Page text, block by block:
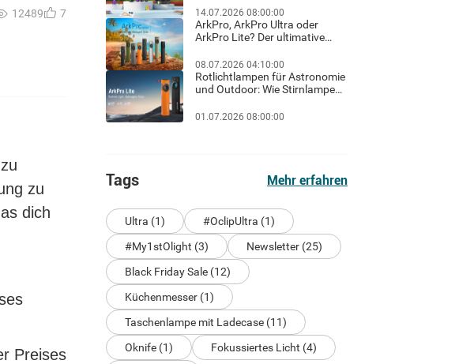
12489 7
zu
dich
Preises
exklusiver Gratis-Geschenk-
Guide!
14.07.2026 08:00:00
ArkPro, ArkPro Ultra oder
ArkPro Lite? Der ultimative
& Heimwerker
08.07.2026 04:10:00
Rotlichtlampen für Astronomie
und Outdoor: Wie Stirnlampen
Rotlicht die Dunkeladaptation
01.07.2026 08:00:00
Tags Mehr erfahren
Ultra (1)
#OclipUltra (1)
#My1stOlight (3)
Newsletter (25)
Black Friday Sale (12)
Küchenmesser (1)
Taschenlampe mit Ladecase (11)
Oknife (1)
Fokussiertes Licht (4)